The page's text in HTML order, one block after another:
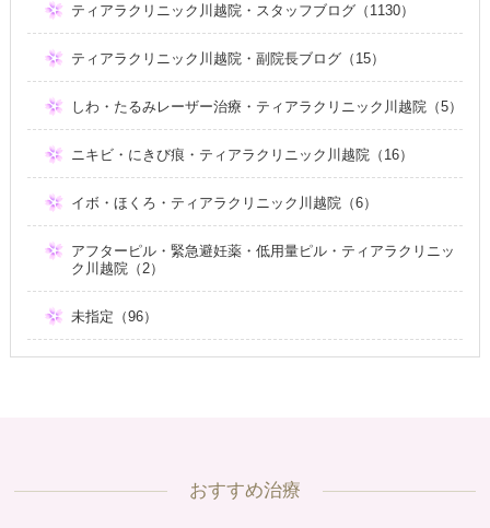
ティアラクリニック川越院・スタッフブログ（1130）
ティアラクリニック川越院・副院長ブログ（15）
しわ・たるみレーザー治療・ティアラクリニック川越院（5）
ニキビ・にきび痕・ティアラクリニック川越院（16）
イボ・ほくろ・ティアラクリニック川越院（6）
アフターピル・緊急避妊薬・低用量ピル・ティアラクリニッ
ク川越院（2）
未指定（96）
おすすめ治療